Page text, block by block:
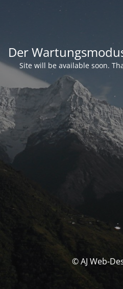
Der
Site will be available soon.
© AJ Web-